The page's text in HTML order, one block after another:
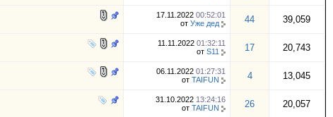
17.11.2022 00:52:01
от Уже дед 44 39,059
11.11.2022 01:32:11
от S11 17 20,743
06.11.2022 01:27:31
от TAIFUN 4 13,045
31.10.2022 13:24:16
от TAIFUN 26 20,057